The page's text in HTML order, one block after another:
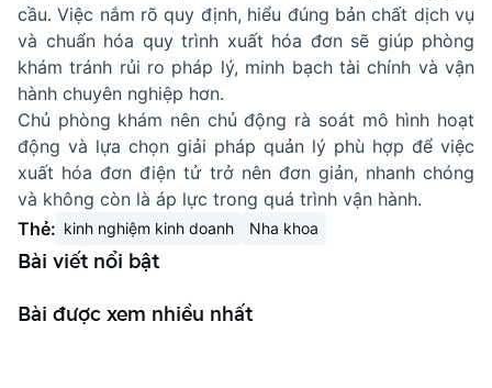
cầu. Việc nắm rõ quy định, hiểu đúng bản chất dịch vụ
và chuẩn hóa quy trình xuất hóa đơn sẽ giúp phòng
khám tránh rủi ro pháp lý, minh bạch tài chính và vận
hành chuyên nghiệp hơn.
Chủ phòng khám nên chủ động rà soát mô hình hoạt
động và lựa chọn giải pháp quản lý phù hợp để việc
xuất hóa đơn điện tử trở nên đơn giản, nhanh chóng
và không còn là áp lực trong quá trình vận hành.
Thẻ: kinh nghiệm kinh doanh Nha khoa
Bài viết nổi bật
Bài được xem nhiều nhất